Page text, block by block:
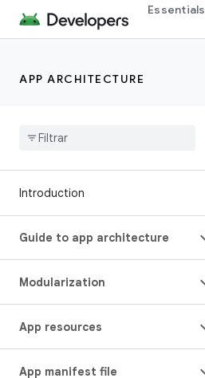
Essentials
APP ARCHITECTURE
Introduction
Guide to app architecture
Modularization
App resources
App manifest file